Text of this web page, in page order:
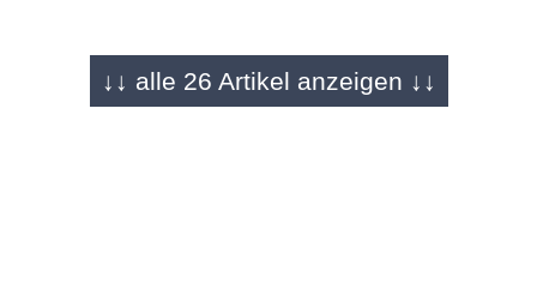
HAUNETAL - 21.07.2025
Bilderserie (2) von Carina Jirsch
↓↓ alle 26 Artikel anzeigen ↓↓